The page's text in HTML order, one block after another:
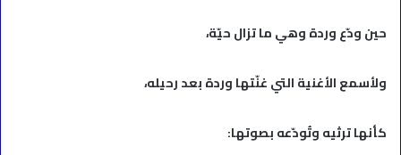
حين ودّع وردة وهي ما تزال حيّة،
ولأسمع الأغنية التي غنّتها وردة بعد رحيله،
كأنها ترثيه وتُودّعه بصوتها: